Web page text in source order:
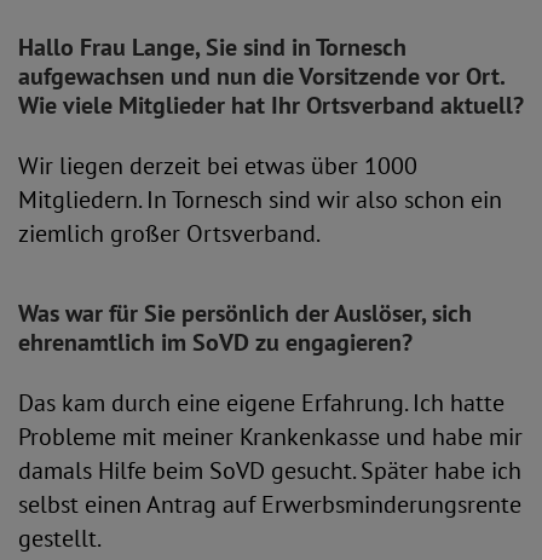
Hallo Frau Lange, Sie sind in Tornesch
aufgewachsen und nun die Vorsitzende vor Ort.
Wie viele Mitglieder hat Ihr Ortsverband aktuell?
Wir liegen derzeit bei etwas über 1000
Mitgliedern. In Tornesch sind wir also schon ein
ziemlich großer Ortsverband.
Was war für Sie persönlich der Auslöser, sich
ehrenamtlich im SoVD zu engagieren?
Das kam durch eine eigene Erfahrung. Ich hatte
Probleme mit meiner Krankenkasse und habe mir
damals Hilfe beim SoVD gesucht. Später habe ich
selbst einen Antrag auf Erwerbsminderungsrente
gestellt.